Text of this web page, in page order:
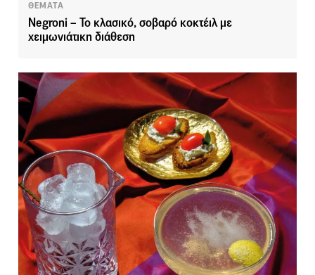
ΘΕΜΑΤΑ
Negroni – To κλασικό, σοβαρό κοκτέιλ με
χειμωνιάτικη διάθεση